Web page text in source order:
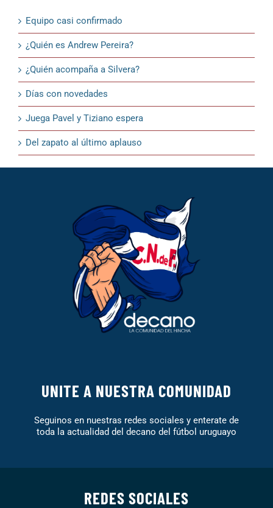
Equipo casi confirmado
¿Quién es Andrew Pereira?
¿Quién acompaña a Silvera?
Días con novedades
Juega Pavel y Tiziano espera
Del zapato al último aplauso
UNITE A NUESTRA COMUNIDAD
Seguinos en nuestras redes sociales y enterate de
toda la actualidad del decano del fútbol uruguayo
REDES SOCIALES